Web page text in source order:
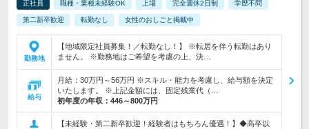
正社員 職種・業種未経験OK 上場 完全週休2日制 学歴不問
第二新卒歓迎 転勤なし 女性のおしごと掲載中
勤務地
【地域限定社員募集！／転勤なし！】 ※転居を伴う転勤はあり
ません。 ※勤務地はご希望を考慮の上、決…
給与
月給：30万円～56万円 ※スキル・能力を考慮し、給与額を決定
いたします。 ※上記金額には、固定残業代（…
初年度の年収： 446～800万円
【未経験・第二新卒歓迎！経験者はもちろん優遇！】◆高卒以